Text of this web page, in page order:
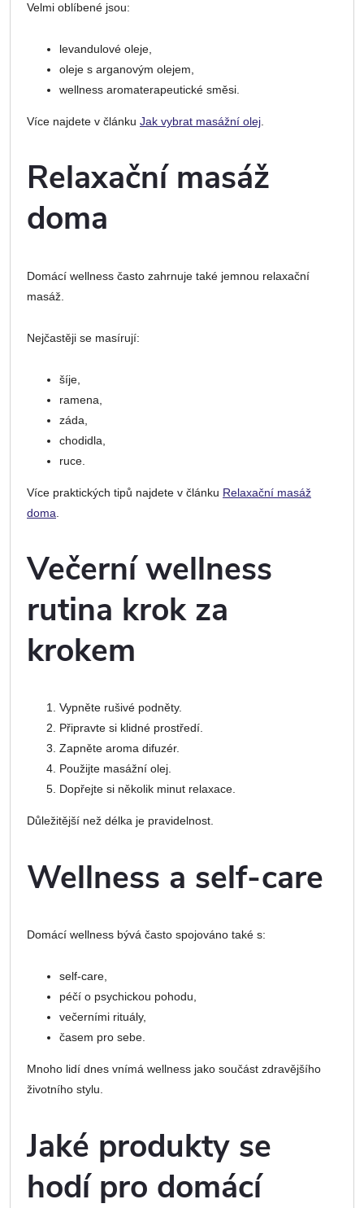
Velmi oblíbené jsou:
levandulové oleje,
oleje s arganovým olejem,
wellness aromaterapeutické směsi.
Více najdete v článku Jak vybrat masážní olej
Relaxační masáž
doma
Domácí wellness často zahrnuje také jemnou relaxační
masáž.
Nejčastěji se masírují:
šíje,
ramena,
záda,
chodidla,
ruce.
Více praktických tipů najdete v článku Relaxační masáž
doma
Večerní wellness
rutina krok za
krokem
Vypněte rušivé podněty.
Připravte si klidné prostředí.
Zapněte aroma difuzér.
Použijte masážní olej.
Dopřejte si několik minut relaxace.
Důležitější než délka je pravidelnost.
Wellness a self-care
Domácí wellness bývá často spojováno také s:
self-care,
péčí o psychickou pohodu,
večerními rituály,
časem pro sebe.
Mnoho lidí dnes vnímá wellness jako součást zdravějšího
životního stylu.
Jaké produkty se
hodí pro domácí